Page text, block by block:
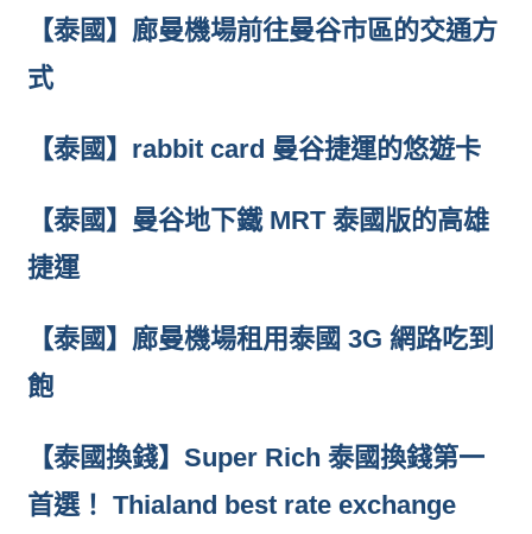
【泰國】廊曼機場前往曼谷市區的交通方
式
【泰國】rabbit card 曼谷捷運的悠遊卡
【泰國】曼谷地下鐵 MRT 泰國版的高雄
捷運
【泰國】廊曼機場租用泰國 3G 網路吃到
飽
【泰國換錢】Super Rich 泰國換錢第一
首選！ Thialand best rate exchange